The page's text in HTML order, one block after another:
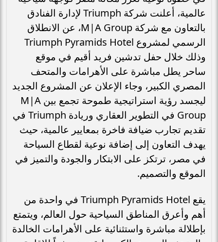
Group
في خطوة نوعية تعزز مكانة مصر كوجهة سياحية
عالمية، أعلنت شركة Triumph لإدارة الفنادق
بالتعاون مع شركة M|A Group، عن الانطلاق
الرسمي لمشروع Triumph Pyramids Hotel
وذلك خلال حفل تدشين فريد أقيم في موقع
ساحر يطل مباشرة على الأهرامات والمتحف
المصري الكبير، وجاء الإعلان عن المشروع الجديد
ليجسد رؤية استراتيجية طموحة تجمع بين M|A
Group في التطوير العقاري وريادة Triumph في
تقديم تجارب ضيافة فاخرة بمعايير عالمية، حيث
يهدف التعاون إلى إضافة نوعية لقطاع السياحة
في مصر، ترتكز على الابتكار والجودة والتميز في
الموقع والتصميم.
يقع Triumph Pyramids Hotel في واحدة من